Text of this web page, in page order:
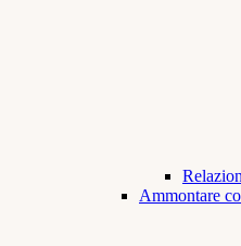
Ammontare